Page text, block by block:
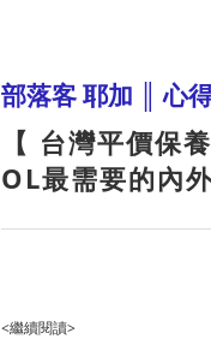
部落客 耶加 ║ 心
【 台灣平價保
OL最需要的內
<繼續閱讀>